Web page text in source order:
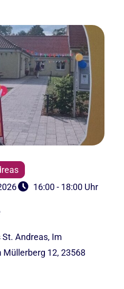
16:00 - 18:00 Uhr
Andreas, Im
Müllerberg 12, 23568